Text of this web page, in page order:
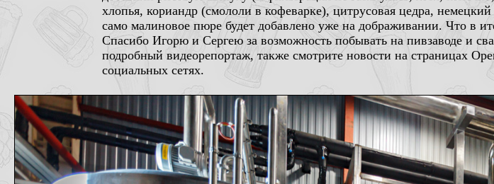
хлопья, кориандр (смололи в кофеварке), цитрусовая цедра,
само малиновое пюре будет добавлено уже на дображивании. Что в
Спасибо Игорю и Сергею за возможность побывать на пивзаводе и
подробный видеорепортаж, также смотрите новости на страницах
социальных сетях.